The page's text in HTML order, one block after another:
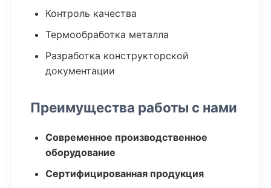
Контроль качества
Термообработка металла
Разработка конструкторской
документации
Преимущества работы с нами
Современное производственное
оборудование
Сертифицированная продукция